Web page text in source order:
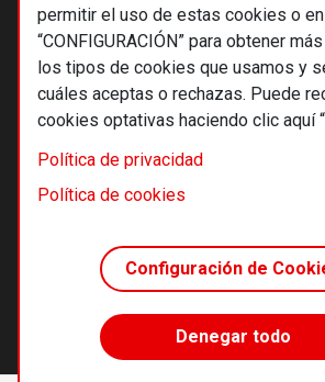
permitir el uso de estas cookies o en
“CONFIGURACIÓN” para obtener
los tipos de cookies que usamos y
cuáles aceptas o rechazas. Puede
cookies optativas haciendo clic aquí
Política de privacidad
Política de cookies
Configuración de
Denegar todo
© 2026 Alternativas
Footer
Términos y condiciones de
Política de cookies
Principios editoriales